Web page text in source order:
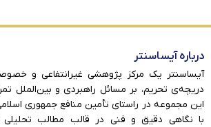
درباره آیساسنتر
آیساسنتر یک مرکز پژوهشی غیرانتفاعی و
دریچه‌ی تحریم، بر مسائل راهبردی و بین‌الملل
این مجموعه در راستای تأمین منافع جمهوری
با نگاهی دقیق و فنی در قالب مطالب تحلیلی